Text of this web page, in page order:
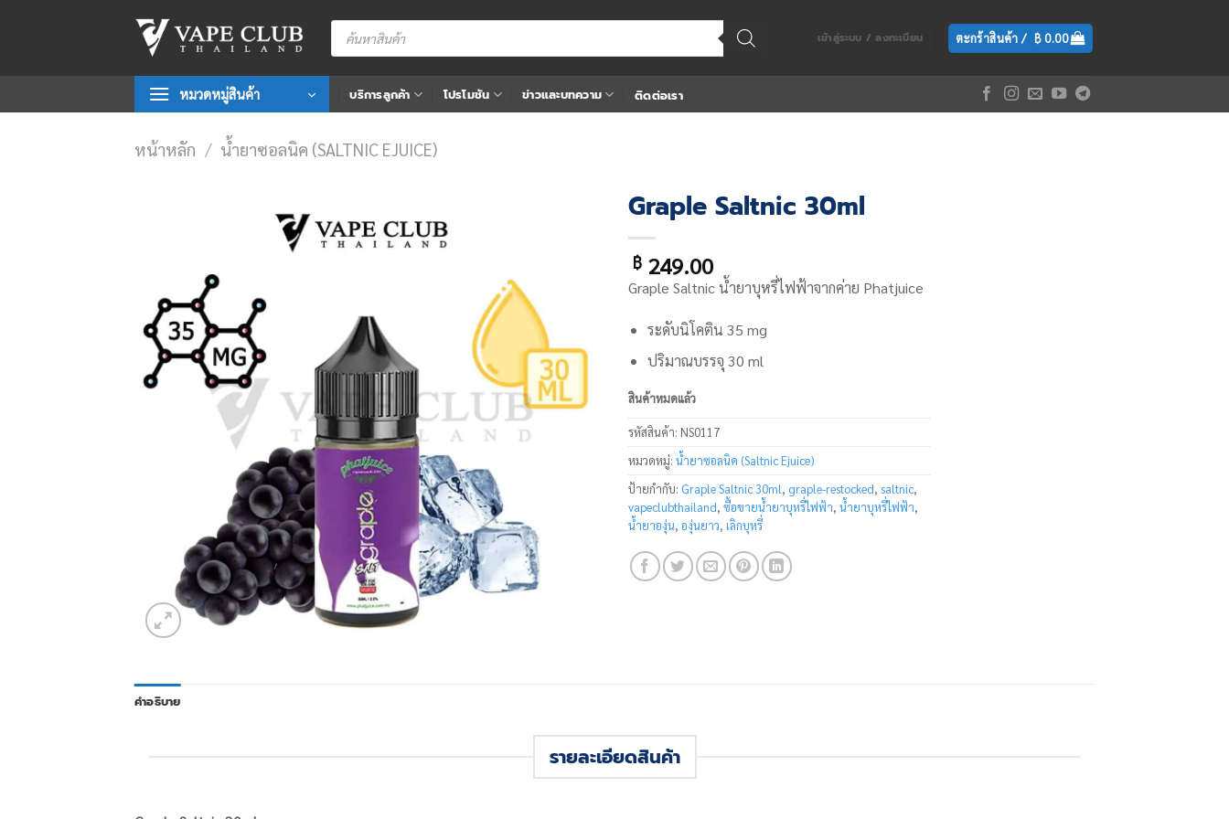
Products
search
เข้าสู่ระบบ / ลงทะเบียน ตะกร้าสินค้า / ฿0.00
หมวดหมู่สินค้า บริการลูกค้า โปรโมชัน ข่าวและบทความ ติดต่อเรา
หน้าหลัก / น้ำยาซอลนิค (SALTNIC EJUICE)
Graple Saltnic 30ml
฿249.00
Graple Saltnic น้ำยาบุหรี่ไฟฟ้าจากค่าย Phatjuice
ระดับนิโคติน 35 mg
ปริมาณบรรจุ 30 ml
สินค้าหมดแล้ว
รหัสสินค้า: NS0117
หมวดหมู่: น้ำยาซอลนิค (Saltnic Ejuice)
ป้ายกำกับ: Graple Saltnic 30ml, graple-restocked, saltnic,
vapeclubthailand, ซื้อขายน้ำยาบุหรี่ไฟฟ้า, น้ำยาบุหรี่ไฟฟ้า,
น้ำยาองุ่น, องุ่นยาว, เลิกบุหรี่
คำอธิบาย
รายละเอียดสินค้า